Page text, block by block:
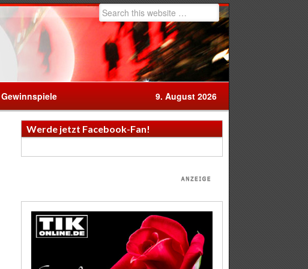
Gewinnspiele 9. August 2026
Werde jetzt Facebook-Fan!